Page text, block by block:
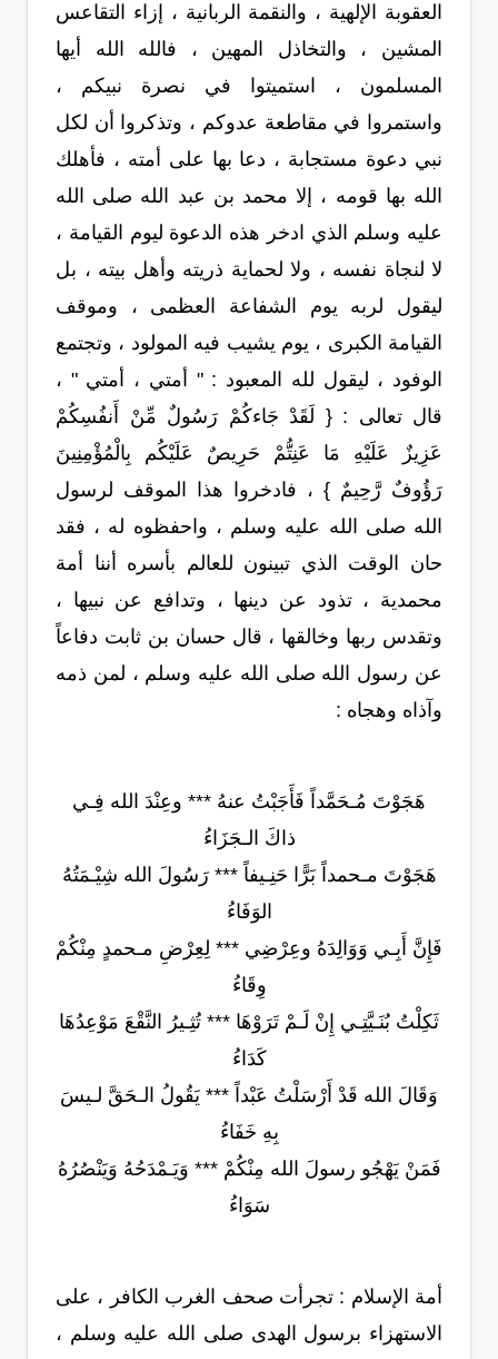
العقوبة الإلهية ، والنقمة الربانية ، إزاء التقاعس
المشين ، والتخاذل المهين ، فالله الله أيها
المسلمون ، استميتوا في نصرة نبيكم ،
واستمروا في مقاطعة عدوكم ، وتذكروا أن لكل
نبي دعوة مستجابة ، دعا بها على أمته ، فأهلك
الله بها قومه ، إلا محمد بن عبد الله صلى الله
عليه وسلم الذي ادخر هذه الدعوة ليوم القيامة ،
لا لنجاة نفسه ، ولا لحماية ذريته وأهل بيته ، بل
ليقول لربه يوم الشفاعة العظمى ، وموقف
القيامة الكبرى ، يوم يشيب فيه المولود ، وتجتمع
الوفود ، ليقول لله المعبود : " أمتي ، أمتي " ،
قال تعالى : { لَقَدْ جَاءكُمْ رَسُولٌ مِّنْ أَنفُسِكُمْ
عَزِيزٌ عَلَيْهِ مَا عَنِتُّمْ حَرِيصٌ عَلَيْكُم بِالْمُؤْمِنِينَ
رَؤُوفٌ رَّحِيمٌ } ، فادخروا هذا الموقف لرسول
الله صلى الله عليه وسلم ، واحفظوه له ، فقد
حان الوقت الذي تبينون للعالم بأسره أننا أمة
محمدية ، تذود عن دينها ، وتدافع عن نبيها ،
وتقدس ربها وخالقها ، قال حسان بن ثابت دفاعاً
عن رسول الله صلى الله عليه وسلم ، لمن ذمه
وآذاه وهجاه :
هَجَوْتَ مُـحَمَّداً فَأَجَبْتُ عنهُ *** وعِنْدَ الله فِـي
ذاكَ الـجَزَاءُ
هَجَوْتَ مـحمداً بَرًّا حَنِـيفاً *** رَسُولَ الله شِيْـمَتُهُ
الوَفَاءُ
فَإِنَّ أَبِـي وَوَالِدَهُ وعِرْضِي *** لِعِرْضِ مـحمدٍ مِنْكُمْ
وِقَاءُ
ثَكِلْتُ بُنَـيَّتِـي إِنْ لَـمْ تَرَوْهَا *** تُثِـيرُ النَّقْعَ مَوْعِدُهَا
كَدَاءُ
وَقَالَ الله قَدْ أَرْسَلْتُ عَبْداً *** يَقُولُ الـحَقَّ لـيسَ
بِهِ خَفَاءُ
فَمَنْ يَهْجُو رسولَ الله مِنْكُمْ *** وَيَـمْدَحُهُ وَيَنْصُرُهُ
سَوَاءُ
أمة الإسلام : تجرأت صحف الغرب الكافر ، على
الاستهزاء برسول الهدى صلى الله عليه وسلم ،